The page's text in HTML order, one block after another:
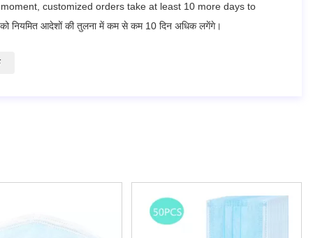
customized orders take at least 10 more days to
नियमित आदेशों की तुलना में कम से कम 10 दिन अधिक लगेंगे।